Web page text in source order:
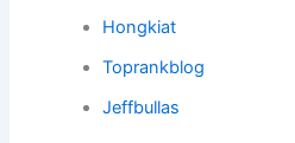
Hongkiat
Toprankblog
Jeffbullas